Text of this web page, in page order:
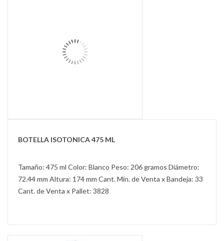
BOTELLA ISOTONICA 475 ML
Tamaño: 475 ml Color: Blanco Peso: 206 gramos Diámetro:
72.44 mm Altura: 174 mm Cant. Mín. de Venta x Bandeja: 33
Cant. de Venta x Pallet: 3828